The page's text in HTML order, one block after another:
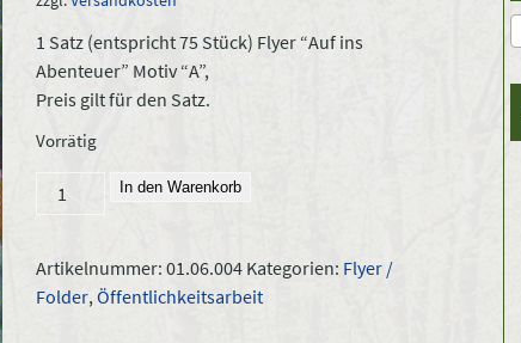
1 Satz (entspricht 75 Stück) Flyer “Auf ins
Abenteuer” Motiv “A”,
Preis gilt für den Satz.
Vorrätig
Flyer:
Abenteuer",
DIN
In den Warenkorb
Artikelnummer:01.06.004 Kategorien: Flyer /
Folder,Öffentlichkeitsarbeit